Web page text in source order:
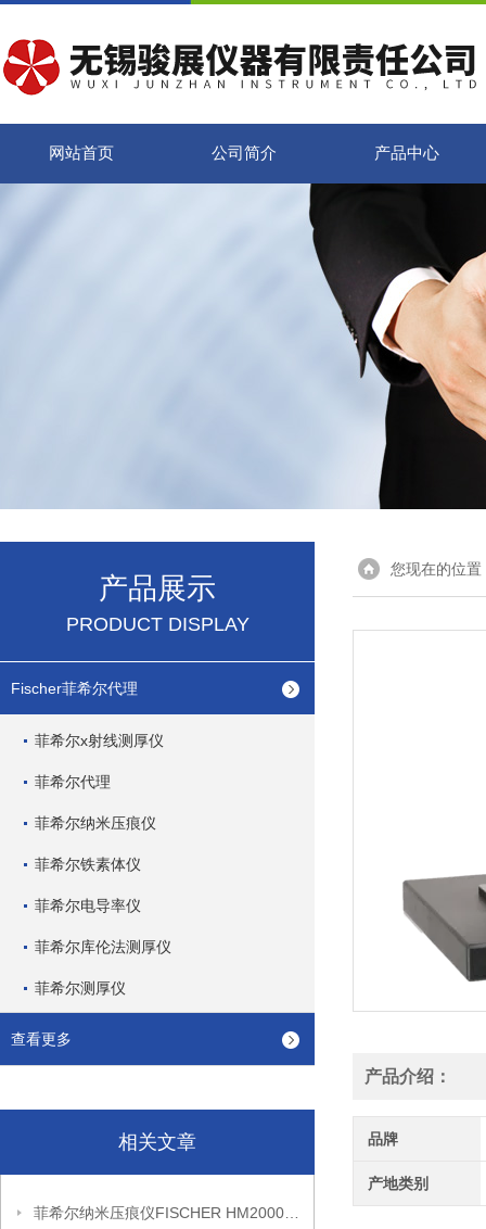
网站首页 公司简介 产品中心
产品展示
PRODUCT DISPLAY
Fischer菲希尔代理
菲希尔x射线测厚仪
菲希尔代理
菲希尔纳米压痕仪
菲希尔铁素体仪
菲希尔电导率仪
菲希尔库伦法测厚仪
菲希尔测厚仪
查看更多
相关文章
您现在的位置
产品介绍：
品牌
产地类别